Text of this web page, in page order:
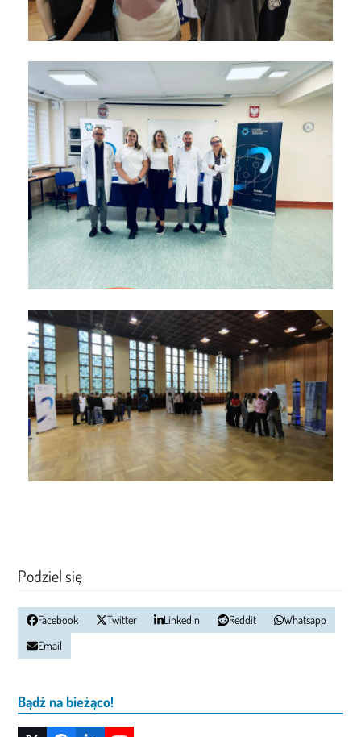
Podziel się
Facebook Twitter LinkedIn Reddit
Whatsapp
Email
Bądź na bieżąco!